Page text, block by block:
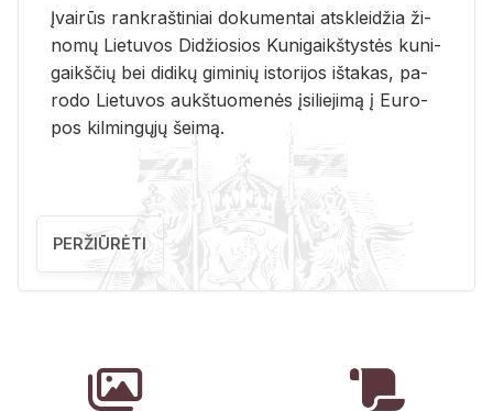
Įvai­rūs rank­raš­ti­niai do­ku­men­tai at­sklei­džia ži­
no­mų Lie­tu­vos Di­džio­sios Ku­ni­gaikš­tys­tės ku­ni­
gaikš­čių bei di­di­kų gi­mi­nių is­to­ri­jos iš­ta­kas, pa­
ro­do Lie­tu­vos aukš­tuo­me­nės įsi­lie­ji­mą į Eu­ro­
pos kil­min­gų­jų šei­mą.
PERŽIŪRĖTI